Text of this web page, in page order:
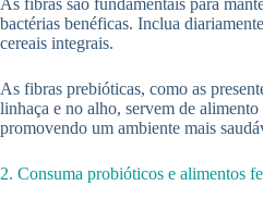
As fibras são fundamentais para
bactérias benéficas. Inclua
cereais integrais.
As fibras prebióticas, como as
linhaça e no alho, servem de alimento
promovendo um ambiente mais
2. Consuma probióticos e alimentos